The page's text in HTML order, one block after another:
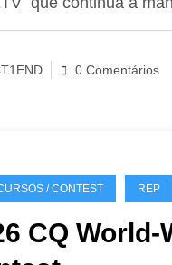
0 Comentários
/ CONTEST REP
CQ World-